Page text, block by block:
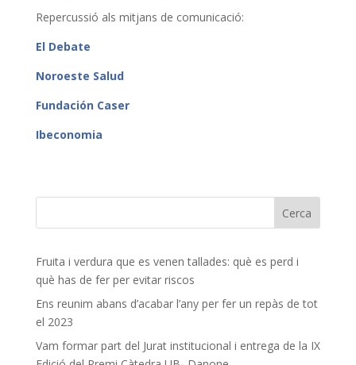
Repercussió als mitjans de comunicació:
El Debate
Noroeste Salud
Fundación Caser
Ibeconomia
Fruita i verdura que es venen tallades: què es perd i
què has de fer per evitar riscos
Ens reunim abans d’acabar l’any per fer un repàs de tot
el 2023
Vam formar part del Jurat institucional i entrega de la IX